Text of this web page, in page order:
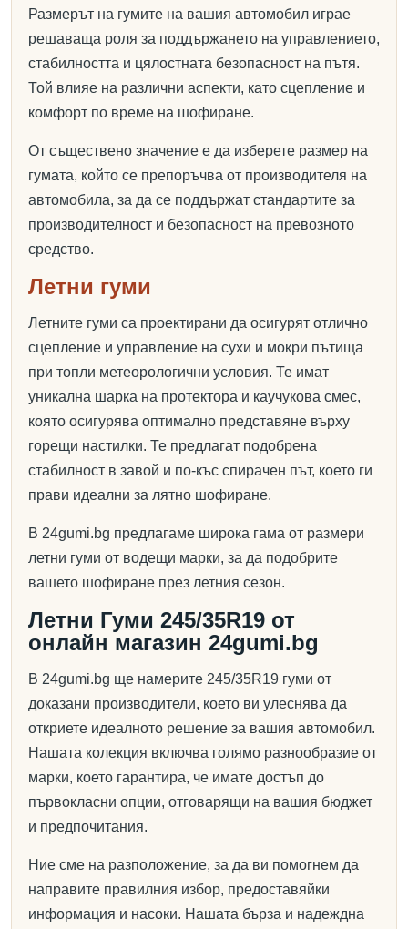
Размерът на гумите на вашия автомобил играе
решаваща роля за поддържането на управлението,
стабилността и цялостната безопасност на пътя.
Той влияе на различни аспекти, като сцепление и
комфорт по време на шофиране.
От съществено значение е да изберете размер на
гумата, който се препоръчва от производителя на
автомобила, за да се поддържат стандартите за
производителност и безопасност на превозното
средство.
Летни гуми
Летните гуми са проектирани да осигурят отлично
сцепление и управление на сухи и мокри пътища
при топли метеорологични условия. Те имат
уникална шарка на протектора и каучукова смес,
която осигурява оптимално представяне върху
горещи настилки. Те предлагат подобрена
стабилност в завой и по-къс спирачен път, което ги
прави идеални за лятно шофиране.
В 24gumi.bg предлагаме широка гама от размери
летни гуми от водещи марки, за да подобрите
вашето шофиране през летния сезон.
Летни Гуми 245/35R19 от
онлайн магазин 24gumi.bg
В 24gumi.bg ще намерите 245/35R19 гуми от
доказани производители, което ви улеснява да
откриете идеалното решение за вашия автомобил.
Нашата колекция включва голямо разнообразие от
марки, което гарантира, че имате достъп до
първокласни опции, отговарящи на вашия бюджет
и предпочитания.
Ние сме на разположение, за да ви помогнем да
направите правилния избор, предоставяйки
информация и насоки. Нашата бърза и надеждна